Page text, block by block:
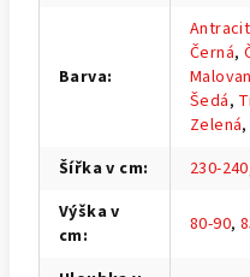
Barva:
Antracit
Černá,
Šedá,
Zelená,
Šířka v cm: 230-240
Výška v
cm: 80-90,